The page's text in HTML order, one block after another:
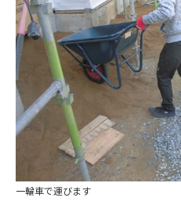
一輪車で運びます